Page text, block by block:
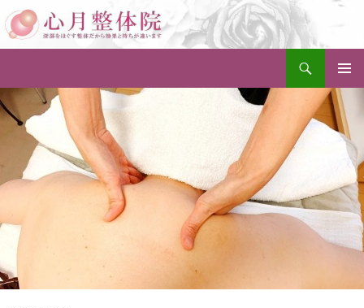
メインメ
ニュー
ン
テ
ス
ッ